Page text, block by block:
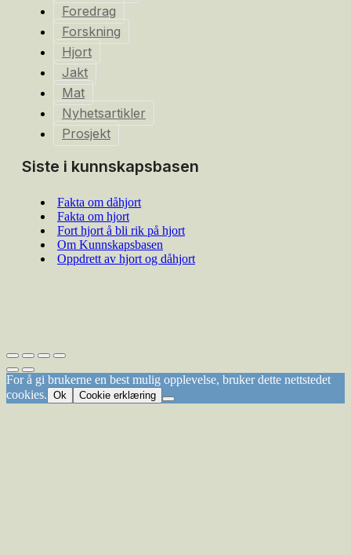
Foredrag
Forskning
Hjort
Jakt
Mat
Nyhetsartikler
Prosjekt
Siste i kunnskapsbasen
Fakta om dåhjort
Fakta om hjort
Fort hjort å bli rik på hjort
Om Kunnskapsbasen
Oppdrett av hjort og dåhjort
For å gi brukerne en best mulig opplevelse, bruker dette nettstedet
cookies. Ok Cookie erklæring